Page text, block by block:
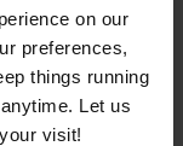
on our
preferences,
things running
Let us
visit!
可以共享，
在建立系统
旦技术系统